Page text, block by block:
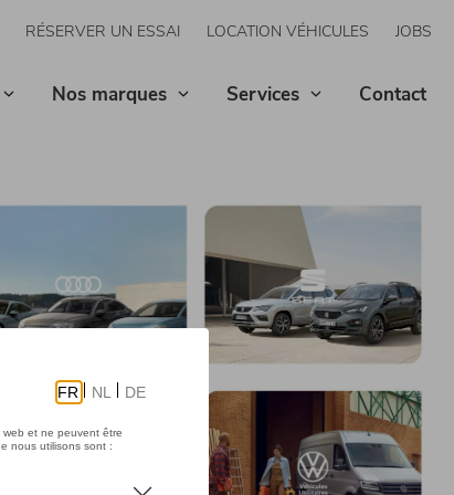
RÉSERVER UN ESSAI LOCATION VÉHICULES JOBS
Nos marques Services Contact